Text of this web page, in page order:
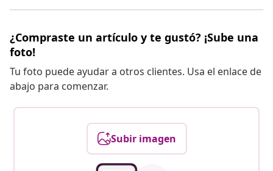
¿Compraste un artículo y te gustó? ¡Sube una
foto!
Tu foto puede ayudar a otros clientes. Usa el enlace de
abajo para comenzar.
Subir imagen